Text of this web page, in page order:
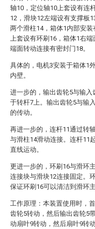
轴10，定位轴10上套设有连
12，滑块12左端设有支撑板
两个滑柱14，箱体1内部安
上套设有环刷16，箱体1右
端面转动连接有密封门18。
具体的，电机3安装于箱体1
内壁。
进一步的，输出齿轮5与输
于转杆7上。输出齿轮5与输
的传动。
再进一步的，连杆11通过转
与滑柱14滑动连接。连杆11
直线运动。
更进一步的，环刷16与滑环
连接块与滑块12连接固定。
保证环刷16可以清洁到滑环
工作原理：本装置使用时，
齿轮5转动，然后输出齿轮5
动扇叶9转动，然后扇叶9转